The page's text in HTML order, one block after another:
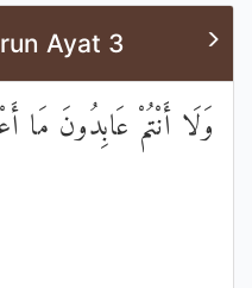
Ayat 3
وَلَا أَنْتُمْ عَابِدُونَ مَا